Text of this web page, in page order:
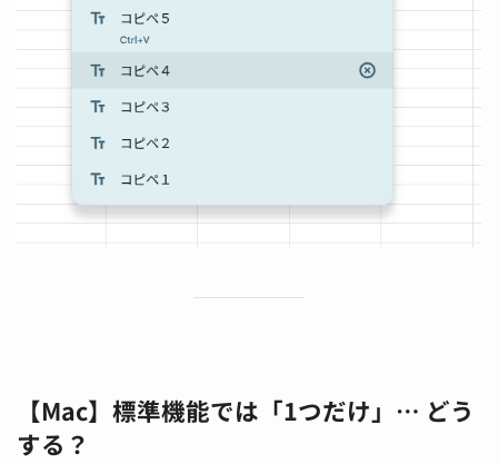
【Mac】標準機能では「1つだけ」… どう
する？